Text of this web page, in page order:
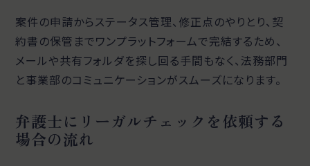
案件の申請からステータス管理、修正点のやりとり、契
約書の保管までワンプラットフォームで完結するため、
メールや共有フォルダを探し回る手間もなく、法務部門
と事業部のコミュニケーションがスムーズになります。
弁護士にリーガルチェックを依頼する
場合の流れ